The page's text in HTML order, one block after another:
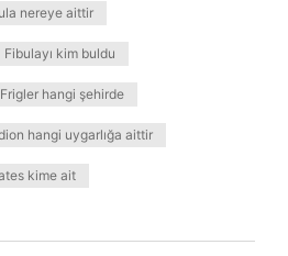
nereye aittir
Fibulayı kim buldu
Frigler hangi şehirde
hangi uygarlığa aittir
kime ait